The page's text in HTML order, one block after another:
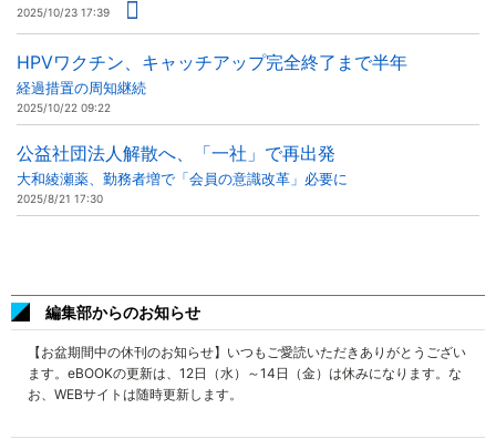
2025/10/23 17:39
HPVワクチン、キャッチアップ完全終了まで半年
経過措置の周知継続
2025/10/22 09:22
公益社団法人解散へ、「一社」で再出発
大和綾瀬薬、勤務者増で「会員の意識改革」必要に
2025/8/21 17:30
編集部からのお知らせ
【お盆期間中の休刊のお知らせ】いつもご愛読いただきありがとうござい
ます。eBOOKの更新は、12日（水）～14日（金）は休みになります。な
お、WEBサイトは随時更新します。